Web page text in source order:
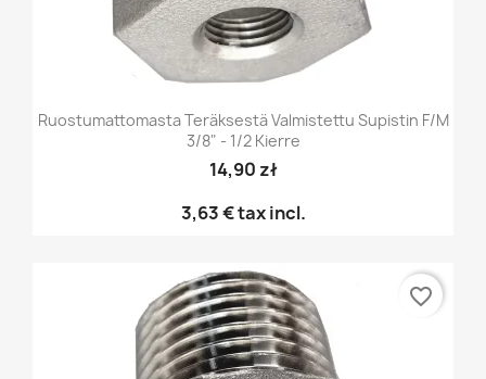
Ruostumattomasta Teräksestä Valmistettu Supistin F/M
3/8" - 1/2 Kierre
14,90 zł
3,63 €tax incl.
favorite_border